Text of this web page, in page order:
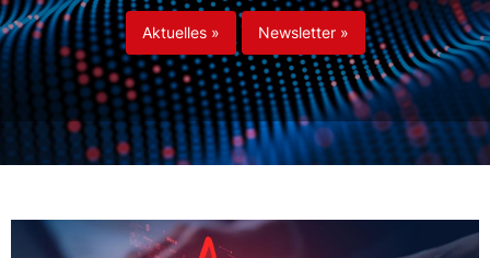
Aktuelles » Newsletter »